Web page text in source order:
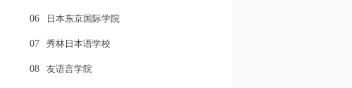
06 日本东京国际学院
07 秀林日本语学校
08 友语言学院